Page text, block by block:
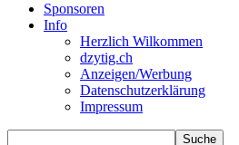
Sponsoren
Info
Herzlich Wilkommen
dzytig.ch
Anzeigen/Werbung
Datenschutzerklärung
Impressum